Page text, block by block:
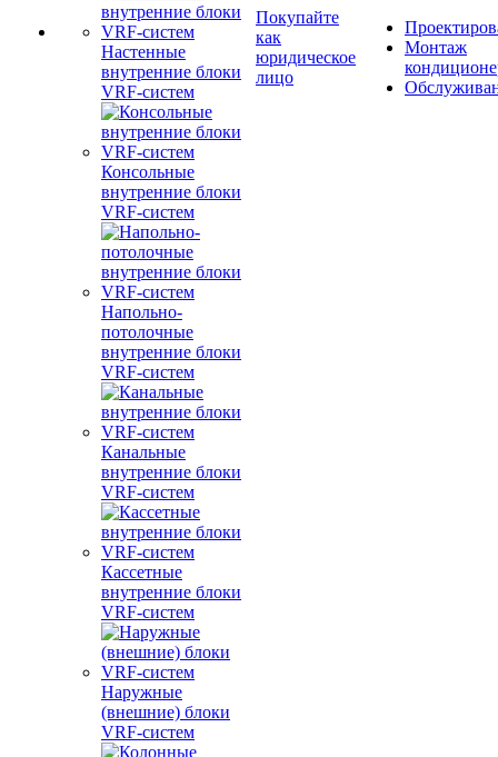
Настенные
внутренние блоки
VRF-систем
Консольные
внутренние блоки
VRF-систем
Напольно-
потолочные
внутренние блоки
VRF-систем
Канальные
внутренние блоки
VRF-систем
Кассетные
внутренние блоки
VRF-систем
Наружные
(внешние) блоки
VRF-систем
Покупайте
как
юридическое
лицо
Монтаж